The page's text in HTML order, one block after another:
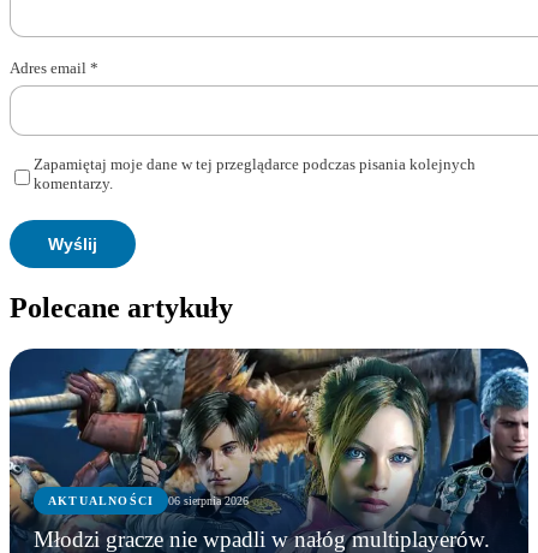
Adres email *
Zapamiętaj moje dane w tej przeglądarce podczas pisania kolejnych
komentarzy.
Polecane artykuły
AKTUALNOŚCI 06 sierpnia 2026
Młodzi gracze nie wpadli w nałóg multiplayerów.